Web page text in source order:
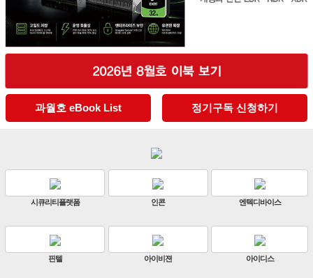
과월호 eBook List 정기구독 신청하기
엔텍디바이스
아이디스
판빌코리아 하이크비전
ZKTeco 비엔에스테크